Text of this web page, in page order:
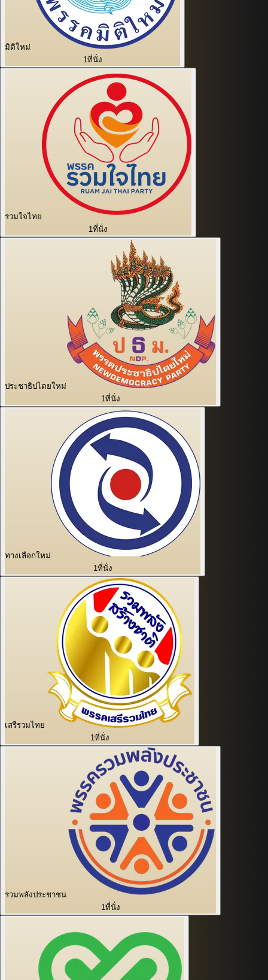
มิติใหม่
1ที่นั่ง
รวมใจไทย
1ที่นั่ง
ประชาธิปไตยใหม่
1ที่นั่ง
ทางเลือกใหม่
1ที่นั่ง
เสรีรวมไทย
1ที่นั่ง
รวมพลังประชาชน
1ที่นั่ง